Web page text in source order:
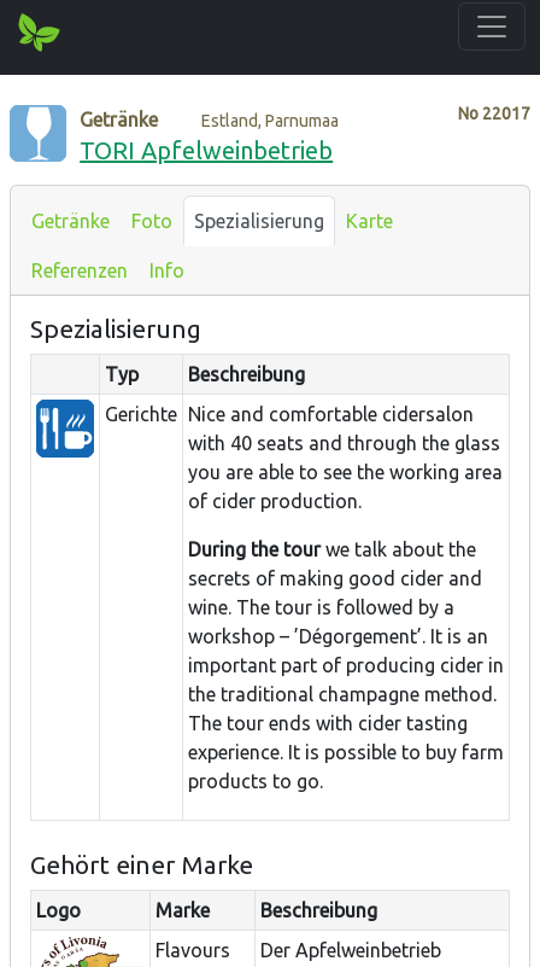
No 22017
Getränke Estland, Parnumaa
TORI Apfelweinbetrieb
Getränke Foto Spezialisierung Karte
Referenzen Info
Spezialisierung
Typ
Beschreibung
Gerichte Nice and comfortable cidersalon
with 40 seats and through the glass
you are able to see the working area
of cider production.
During the tourwe talk about the
secrets of making good cider and
wine. The tour is followed by a
workshop – ’Dégorgement’. It is an
important part of producing cider in
the traditional champagne method.
The tour ends with cider tasting
experience. It is possible to buy farm
products to go.
Gehört einer Marke
Logo Marke
Beschreibung
Flavours
Der Apfelweinbetrieb